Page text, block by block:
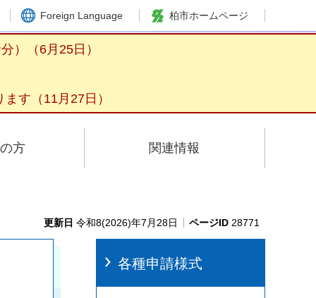
Foreign Language 柏市ホームページ
）（6月25日）
す（11月27日）
方 関連情報
更新日 令和8(2026)年7月28日 ページID 28771
各種申請様式